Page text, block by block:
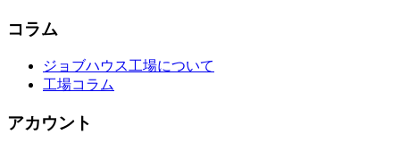
コラム
ジョブハウス工場について
工場コラム
アカウント